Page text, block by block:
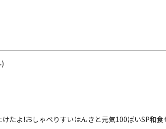
たよ!おしゃべりすいはんきと元気100ばいSP和食